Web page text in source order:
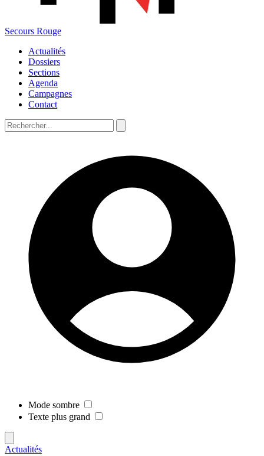
Secours Rouge
Actualités
Dossiers
Sections
Agenda
Campagnes
Contact
Mode sombre
Texte plus grand
Actualités